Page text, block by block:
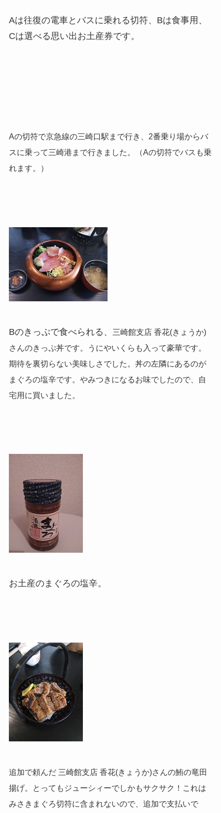
Aは往復の電車とバスに乗れる切符、Bは食事用、
Cは選べる思い出お土産券です。
Aの切符で京急線の三崎口駅まで行き、2番乗り場からバ
スに乗って三崎港まで行きました。（Aの切符でバスも乗
れます。）
Bのきっぷで食べられる、
三崎館支店 香花(きょうか)
さんのきっぷ丼です。うにやいくらも入って豪華です。
期待を裏切らない美味しさでした。丼の左隣にあるのが
まぐろの塩辛です。やみつきになるお味でしたので、自
宅用に買いました。
お土産のまぐろの塩辛。
追加で頼んだ 三崎館支店 香花(きょうか)さんの鮪の竜田
揚げ。とってもジューシィーでしかもサクサク！これは
みさきまぐろ切符に含まれないので、追加で支払いで